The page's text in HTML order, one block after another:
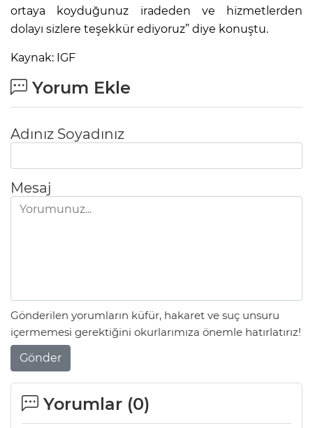
ortaya koyduğunuz iradeden ve hizmetlerden
dolayı sizlere teşekkür ediyoruz” diye konuştu.
Kaynak: IGF
Yorum Ekle
Adınız Soyadınız
Mesaj
Gönderilen yorumların küfür, hakaret ve suç unsuru
içermemesi gerektiğini okurlarımıza önemle hatırlatırız!
Gönder
Yorumlar (0)